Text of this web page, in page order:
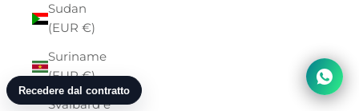
Sudan
(EUR €)
Suriname
(EUR €)
Svalbard e